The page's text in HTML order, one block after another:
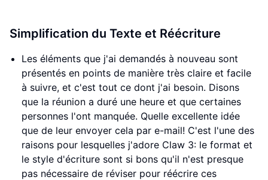
Simplification du Texte et Réécriture
Les éléments que j'ai demandés à nouveau sont
présentés en points de manière très claire et facile
à suivre, et c'est tout ce dont j'ai besoin. Disons
que la réunion a duré une heure et que certaines
personnes l'ont manquée. Quelle excellente idée
que de leur envoyer cela par e-mail! C'est l'une des
raisons pour lesquelles j'adore Claw 3: le format et
le style d'écriture sont si bons qu'il n'est presque
pas nécessaire de réviser pour réécrire ces